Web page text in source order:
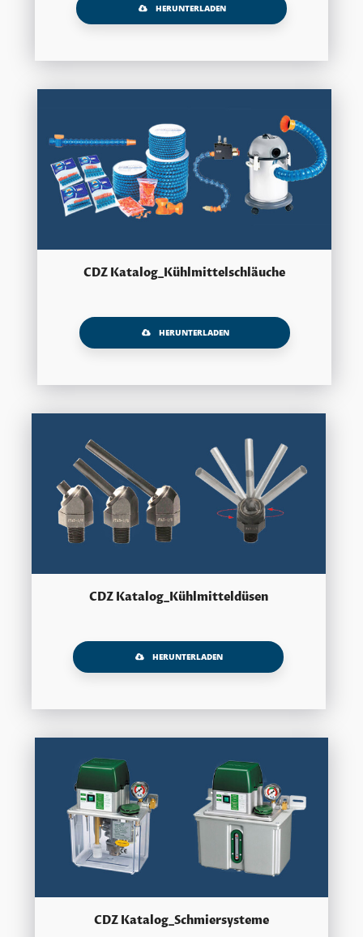
HERUNTERLADEN
CDZ Katalog_Kühlmittelschläuche
HERUNTERLADEN
CDZ Katalog_Kühlmitteldüsen
HERUNTERLADEN
CDZ Katalog_Schmiersysteme